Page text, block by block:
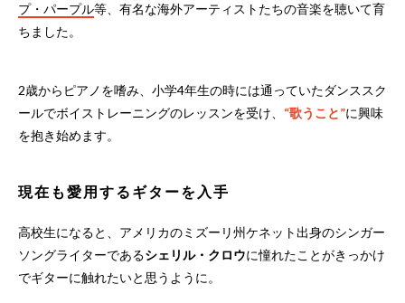
プ・パープル等、有名な海外アーティストたちの音楽を聴いて育
ちました。
2歳からピアノを嗜み、小学4年生の時には通っていたダンススク
ールでボイストレーニングのレッスンを受け、 “歌うこと”に興味
を抱き始めます。
現在も愛用するギターを入手
高校生になると、アメリカのミズーリ州ケネット出身のシンガー
ソングライターであるシェリル・クロウに憧れたことがきっかけ
でギターに触れたいと思うように。